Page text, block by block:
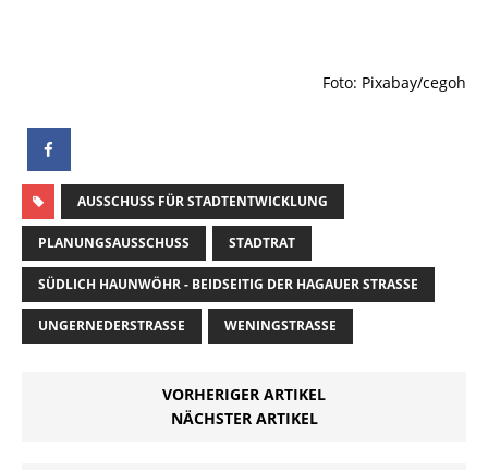
Foto: Pixabay/cegoh
AUSSCHUSS FÜR STADTENTWICKLUNG
PLANUNGSAUSSCHUSS STADTRAT
SÜDLICH HAUNWÖHR - BEIDSEITIG DER HAGAUER STRASSE
UNGERNEDERSTRASSE WENINGSTRASSE
VORHERIGER ARTIKEL
NÄCHSTER ARTIKEL